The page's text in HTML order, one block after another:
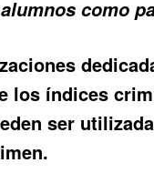
como
los índices
ser